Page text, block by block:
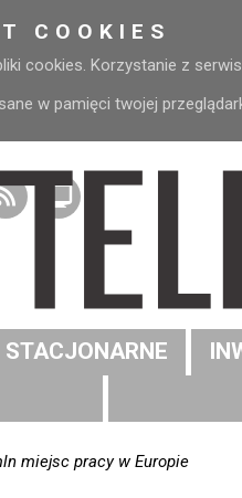
COOKIES
cookies. Korzystanie z
w pamięci twojej
STACJONARNE
miejsc pracy w Europie